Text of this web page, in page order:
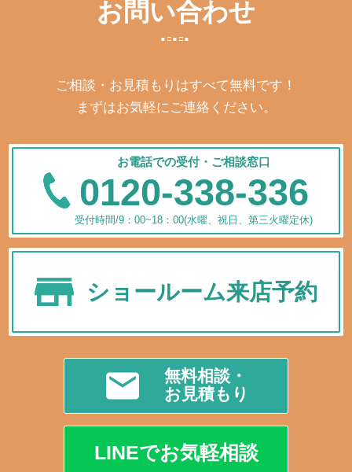
お問い合わせ
ご相談・お見積もりはすべて無料です！
まずはお気軽にご連絡ください。
お電話での受付・ご相談窓口
0120-338-336
受付時間/9：00~18：00(水曜、祝日、第三火曜定休)
ショールーム来店予約
無料相談・
お見積もり
LINEでお気軽相談